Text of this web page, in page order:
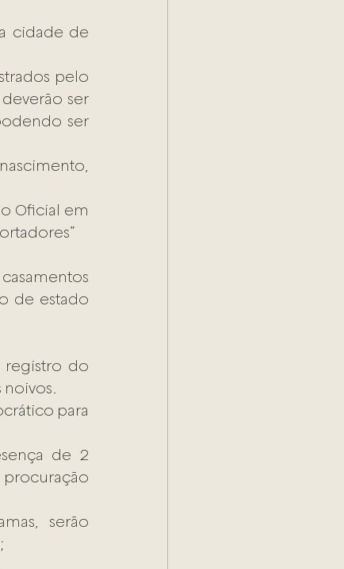
cidade de
pelo
ser
ser
de estado
registro do
para
serão